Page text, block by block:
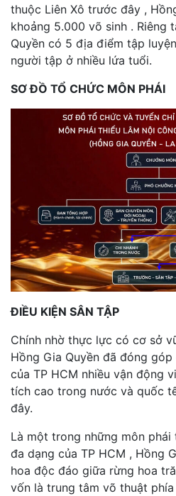
thuộc Liên Xô trước đây ,
khoảng 5.000 võ sinh . Riêng
Quyền có 5 địa điểm tập
người tập ở nhiều lứa tuổi.
SƠ ĐỒ TỔ CHỨC MÔN PHÁI
ĐIỀU KIỆN SÂN TẬP
Chính nhờ thực lực có cơ sở
Hồng Gia Quyền đã đóng
của TP HCM nhiều vận động
tích cao trong nước và quốc
đây.
Là một trong những môn
đa dạng của TP HCM , Hồng
hoa độc đáo giữa rừng hoa
vốn là trung tâm võ thuật